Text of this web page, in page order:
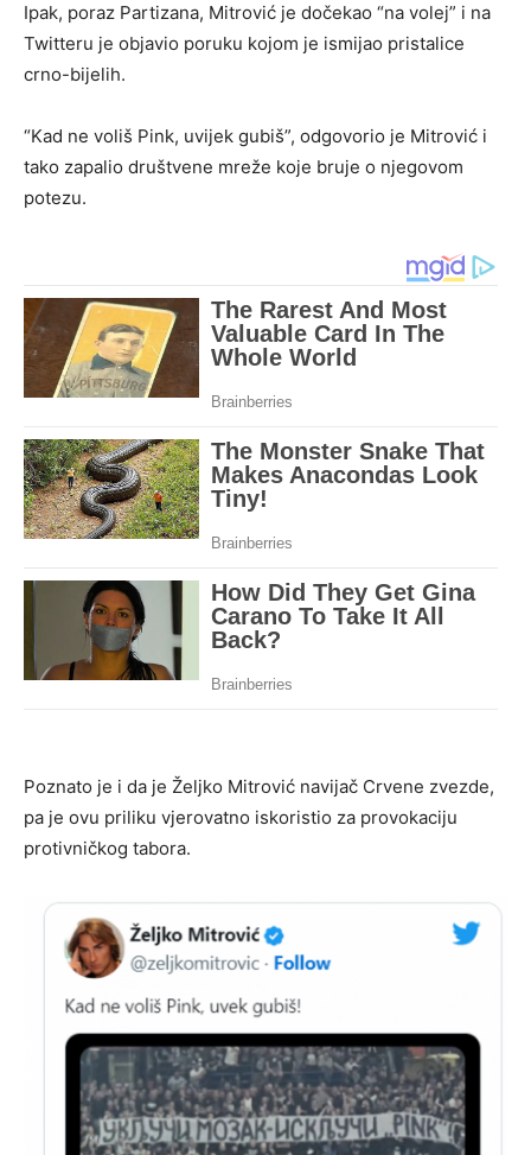
Ipak, poraz Partizana, Mitrović je dočekao “na volej” i na
Twitteru je objavio poruku kojom je ismijao pristalice
crno-bijelih.
“Kad ne voliš Pink, uvijek gubiš”, odgovorio je Mitrović i
tako zapalio društvene mreže koje bruje o njegovom
potezu.
Poznato je i da je Željko Mitrović navijač Crvene zvezde,
pa je ovu priliku vjerovatno iskoristio za provokaciju
protivničkog tabora.